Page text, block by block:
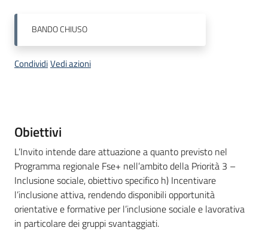
Plus
Seguici
BANDOCHIUSO
CondividiVedi azioni
Descrizione
Obiettivi
L’Invito intende dare attuazione a quanto previsto nel
Programma regionale Fse+ nell’ambito della Priorità 3 –
Inclusione sociale, obiettivo specifico h) Incentivare
l’inclusione attiva, rendendo disponibili opportunità
orientative e formative per l’inclusione sociale e lavorativa
in particolare dei gruppi svantaggiati.